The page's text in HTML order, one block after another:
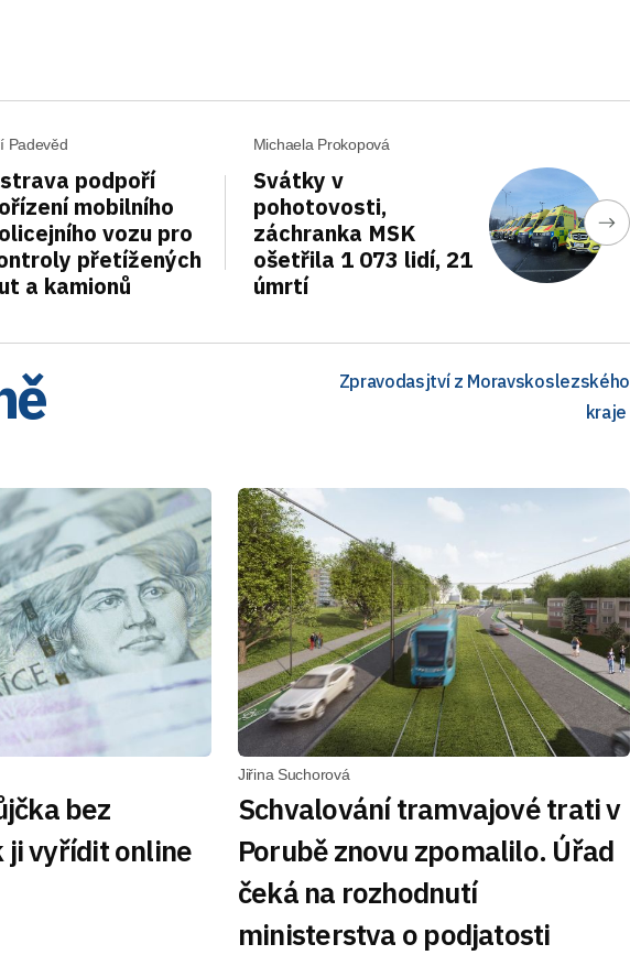
Padevěd
podpoří
mobilního
vozu pro
přetížených
a kamionů
Michaela Prokopová
Svátky v
pohotovosti,
záchranka MSK
ošetřila 1 073 lidí, 21
úmrtí
Zpravodasjtví z Moravskoslezského
kraje
bez
vyřídit online
Jiřina Suchorová
Schvalování tramvajové trati v
Porubě znovu zpomalilo. Úřad
čeká na rozhodnutí
ministerstva o podjatosti